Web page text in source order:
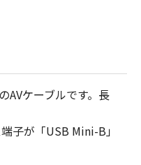
AVケーブルです。長
子が「USB Mini-B」